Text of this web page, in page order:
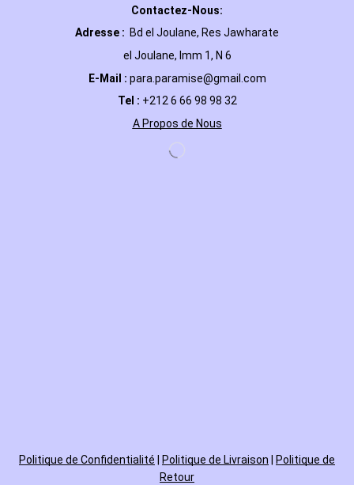
Contactez-Nous:
Adresse : Bd el Joulane, Res Jawharate
el Joulane, Imm 1, N 6
E-Mail : para.paramise@gmail.com
Tel : +212 6 66 98 98 32
A Propos de Nous
Politique de Confidentialité Politique de Livraison
Politique de
Retour